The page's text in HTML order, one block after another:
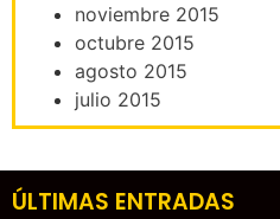
noviembre 2015
octubre 2015
agosto 2015
julio 2015
ÚLTIMAS ENTRADAS